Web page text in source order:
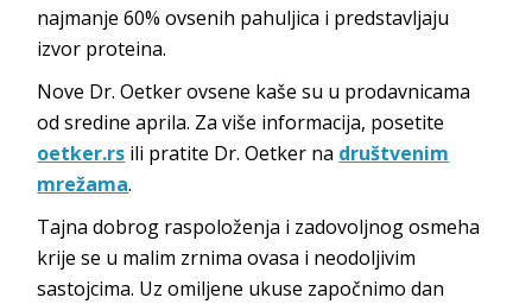
najmanje 60% ovsenih pahuljica i predstavljaju
izvor proteina.
Nove Dr. Oetker ovsene kaše su u prodavnicama
od sredine aprila. Za više informacija, posetite
oetker.rs ili pratite Dr. Oetker na društvenim
mrežama.
Tajna dobrog raspoloženja i zadovoljnog osmeha
krije se u malim zrnima ovasa i neodoljivim
sastojcima. Uz omiljene ukuse započnimo dan